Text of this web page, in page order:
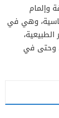
وإلمام
وهي في
وحتى في